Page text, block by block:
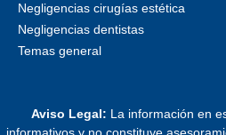
Negligencias cirugías estética
Negligencias dentistas
Temas general
Aviso Legal: La información en